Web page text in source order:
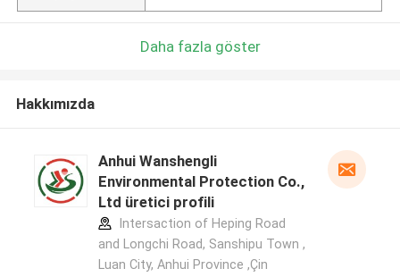
Daha fazla göster
Hakkımızda
Anhui Wanshengli
Environmental Protection Co.,
Ltd üretici profili
Intersaction of Heping Road
and Longchi Road, Sanshipu Town ,
Luan City, Anhui Province ,Çin